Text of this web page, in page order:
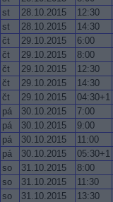
st
28.10.2015 12:30
st
28.10.2015 14:30
čt
29.10.2015 6:00
čt
29.10.2015 8:00
čt
29.10.2015 12:30
čt
29.10.2015 14:30
čt
29.10.2015 04:30+1
pá
30.10.2015 7:00
pá
30.10.2015 9:00
pá
30.10.2015 11:00
pá
30.10.2015 05:30+1
so
31.10.2015 8:00
so
31.10.2015 11:30
so
31.10.2015 13:30